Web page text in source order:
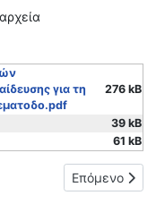
για τη
276 kB
39 kB
61 kB
Επόμενο
Επόμενο